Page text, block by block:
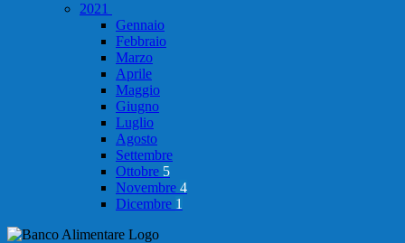
2021
Gennaio
Febbraio
Marzo
Aprile
Maggio
Giugno
Luglio
Agosto
Settembre
Ottobre 5
Novembre 4
Dicembre 1